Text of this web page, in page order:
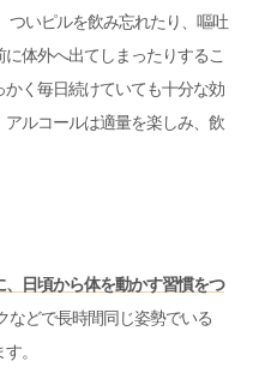
ついピルを飲み忘れたり、嘔吐
体外へ出てしまったりするこ
く毎日続けていても十分な効
ルコールは適量を楽しみ、飲
日頃から体を動かす習慣をつ
などで長時間同じ姿勢でいる
。